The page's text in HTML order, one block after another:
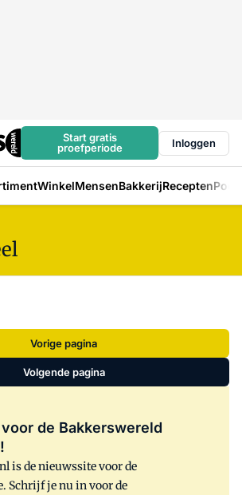
Start gratis
proefperiode
Inloggen
WinkelMensenBakkerijRecepten
Vorige pagina
Volgende pagina
de Bakkerswereld
is de nieuwssite voor de
Schrijf je nu in voor de